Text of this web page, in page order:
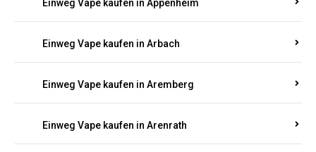
Einweg Vape kaufen in Appenheim
Einweg Vape kaufen in Arbach
Einweg Vape kaufen in Aremberg
Einweg Vape kaufen in Arenrath